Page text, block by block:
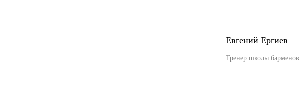
Евгений Ергиев
Тренер школы барменов